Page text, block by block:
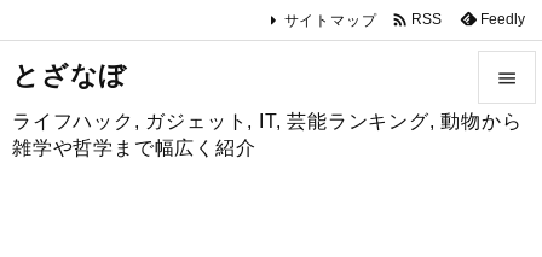
とざなぼ
ライフハック, ガジェット, IT, 芸能ランキング, 動物から
雑学や哲学まで幅広く紹介


サイトマップ  RSS Feedly